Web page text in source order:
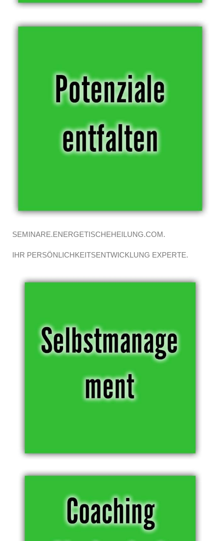
SEMINARE.ENERGETISCHEHEILUNG.COM.
IHR PERSÖNLICHKEITSENTWICKLUNG EXPERTE.